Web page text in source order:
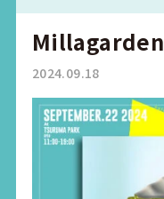
Millagarden
2024.09.18